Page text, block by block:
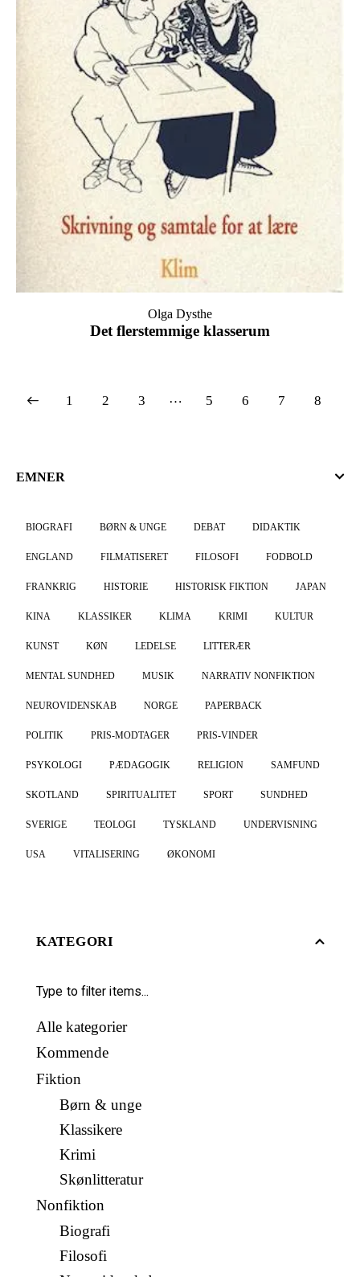
Det flerstemmige klasserum
Olga Dysthe
1 2 3 … 5 6 7 8
EMNER
BIOGRAFI BØRN & UNGE DEBAT DIDAKTIK
ENGLAND FILMATISERET FILOSOFI FODBOLD
FRANKRIG HISTORIE HISTORISK FIKTION JAPAN
KINA KLASSIKER KLIMA KRIMI KULTUR
KUNST KØN LEDELSE LITTERÆR
MENTAL SUNDHED MUSIK NARRATIV NONFIKTION
NEUROVIDENSKAB NORGE PAPERBACK
POLITIK PRIS-MODTAGER PRIS-VINDER
PSYKOLOGI PÆDAGOGIK RELIGION SAMFUND
SKOTLAND SPIRITUALITET SPORT SUNDHED
SVERIGE TEOLOGI TYSKLAND UNDERVISNING
USA VITALISERING ØKONOMI
KATEGORI
Alle kategorier
Kommende
Fiktion
Børn & unge
Klassikere
Krimi
Skønlitteratur
Nonfiktion
Biografi
Filosofi